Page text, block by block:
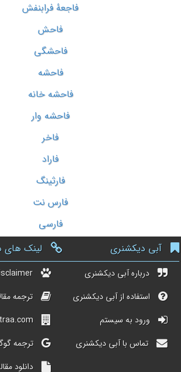
فاجعۀ فرابنفش
فاحش
فاحشگی
فاحشه
فاحشه خانه
فاحشه وار
فاخر
فاراد
فارثینگ
فارس نت
فارسی
آبی دیکشنری
درباره آبی دیکشنری
استفاده از آبی دیکشنری
ورود به سیستم
تماس با آبی دیکشنری
لینک های
ترجمه
ترجمه
دانلود